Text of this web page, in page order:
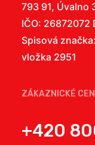
793 91, Úvalno
IČO: 26872072
Spisová
vložka 2951
ZÁKAZNICKÉ
+420